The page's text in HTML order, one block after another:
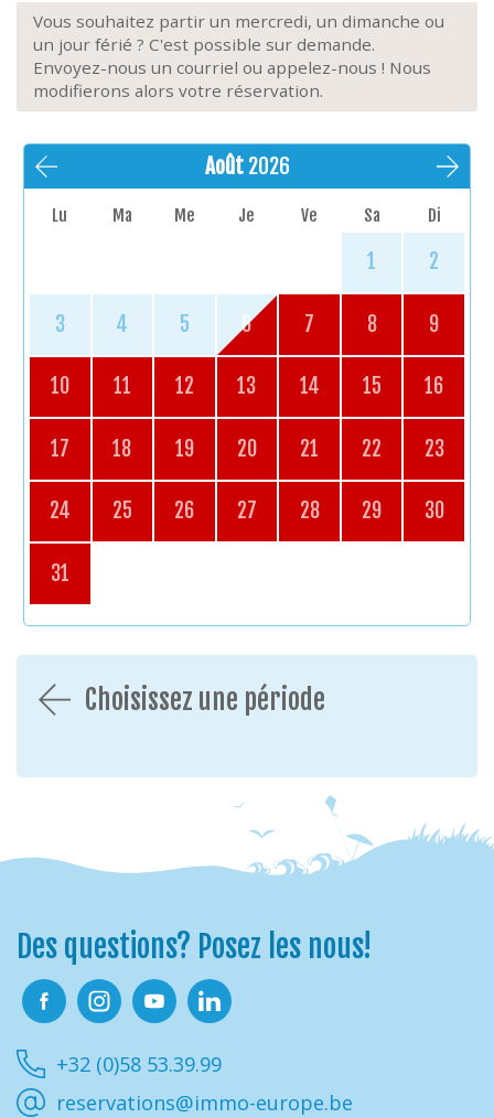
Extérieur: terrasse carrelée, table et 4 chaises,
parasol, 4 fauteuils « lounge set » + table basse
Parking:Parking en plein air à 100m
Extras: ascenseur, rez-de-chaussée, non-fumeur,
animaux admis (max. 2), lit bébé, poussette
Vous souhaitez partir un mercredi, un dimanche ou
un jour férié ? C'est possible sur demande.
Envoyez-nous un courriel ou appelez-nous ! Nous
modifierons alors votre réservation.
Août 2026
Lu Ma Me Je Ve Sa Di
1 2
3 4 5 6 7 8 9
10 11 12 13 14 15 16
17 18 19 20 21 22 23
24 25 26 27 28 29 30
31
Choisissez une période
Des questions? Posez les nous!
+32 (0)58 53.39.99
reservations@immo-europe.be